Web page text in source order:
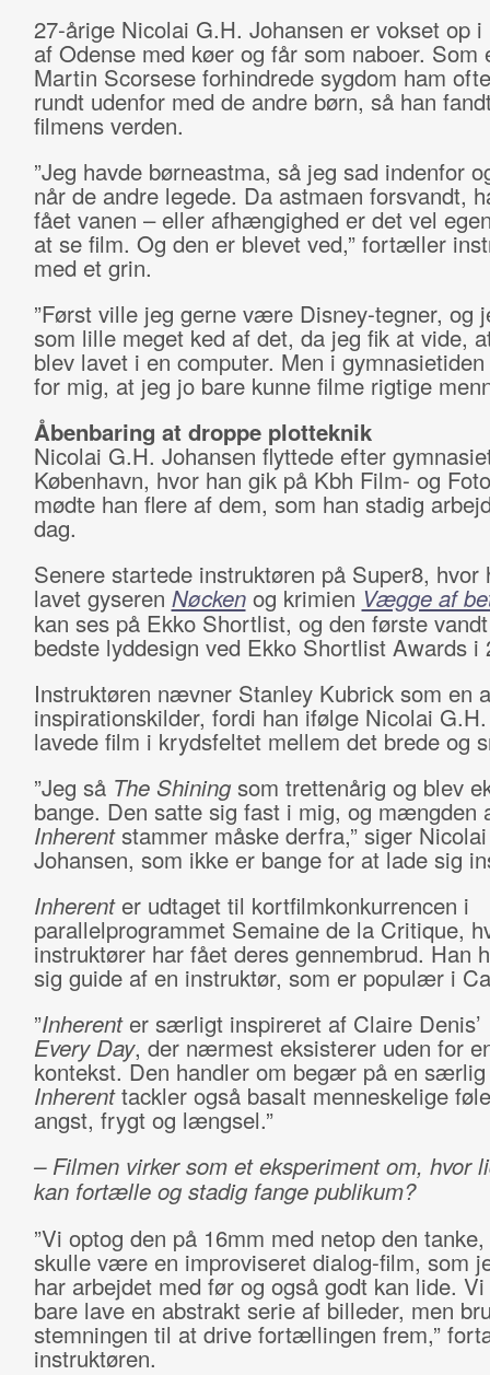
27-årige Nicolai G.H. Johansen er vokset op i
af Odense med køer og får som naboer. Som
Martin Scorsese forhindrede sygdom ham
rundt udenfor med de andre børn, så han
filmens verden.
”Jeg havde børneastma, så jeg sad indenfor
når de andre legede. Da astmaen forsvandt,
fået vanen – eller afhængighed er det vel
at se film. Og den er blevet ved,” fortæller
med et grin.
”Først ville jeg gerne være Disney-tegner, og
som lille meget ked af det, da jeg fik at vide,
blev lavet i en computer. Men i
for mig, at jeg jo bare kunne filme rigtige
Åbenbaring at droppe plotteknik
Nicolai G.H. Johansen flyttede efter
København, hvor han gik på Kbh Film- og
mødte han flere af dem, som han stadig
dag.
Senere startede instruktøren på Super8, hvor
lavet gyseren Nøckenog krimien Vægge af
kan ses på Ekko Shortlist, og den første
bedste lyddesign ved Ekko Shortlist Awards i
Instruktøren nævner Stanley Kubrick som en
inspirationskilder, fordi han ifølge Nicolai
lavede film i krydsfeltet mellem det brede og
”Jeg så The Shiningsom trettenårig og blev
bange. Den satte sig fast i mig, og mængden
Inherentstammer måske derfra,” siger
Johansen, som ikke er bange for at lade sig
Inherenter udtaget til kortfilmkonkurrencen i
parallelprogrammet Semaine de la Critique,
instruktører har fået deres gennembrud. Han
sig guide af en instruktør, som er populær i
”Inherenter særligt inspireret af Claire Denis’
Every Day, der nærmest eksisterer uden for
kontekst. Den handler om begær på en
Inherenttackler også basalt menneskelige
angst, frygt og længsel.”
– Filmen virker som et eksperiment om, hvor
kan fortælle og stadig fange publikum?
”Vi optog den på 16mm med netop den
skulle være en improviseret dialog-film, som
har arbejdet med før og også godt kan lide.
bare lave en abstrakt serie af billeder, men
stemningen til at drive fortællingen frem,”
instruktøren.